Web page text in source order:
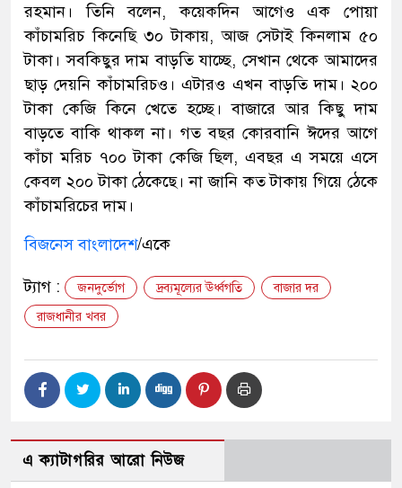
রহমান। তিনি বলেন, কয়েকদিন আগেও এক পোয়া
কাঁচামরিচ কিনেছি ৩০ টাকায়, আজ সেটাই কিনলাম ৫০
টাকা। সবকিছুর দাম বাড়তি যাচ্ছে, সেখান থেকে আমাদের
ছাড় দেয়নি কাঁচামরিচও। এটারও এখন বাড়তি দাম। ২০০
টাকা কেজি কিনে খেতে হচ্ছে। বাজারে আর কিছু দাম
বাড়তে বাকি থাকল না। গত বছর কোরবানি ঈদের আগে
কাঁচা মরিচ ৭০০ টাকা কেজি ছিল, এবছর এ সময়ে এসে
কেবল ২০০ টাকা ঠেকেছে। না জানি কত টাকায় গিয়ে ঠেকে
কাঁচামরিচের দাম।
বিজনেস বাংলাদেশ/একে
ট্যাগ : জনদুর্ভোগ দ্রব্যমূল্যের ঊর্ধ্বগতি
বাজার দর
রাজধানীর খবর
এ ক্যাটাগরির আরো নিউজ